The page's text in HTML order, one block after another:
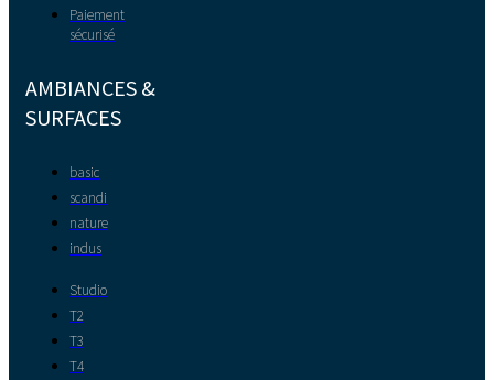
Paiement
sécurisé
AMBIANCES &
SURFACES
basic
scandi
nature
indus
Studio
T2
T3
T4